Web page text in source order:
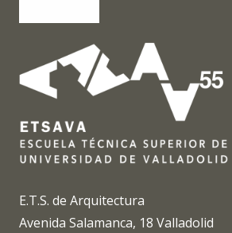
E.T.S. de Arquitectura
Avenida Salamanca, 18 Valladolid